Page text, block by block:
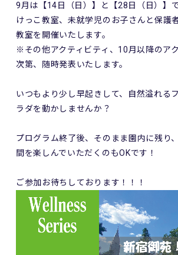
9月は【14日（日）】と【28日（日）】
けっこ教室、未就学児のお子さんと保護
教室を開催いたします。
※その他アクティビティ、10月以降のア
次第、随時発表いたします。
いつもより少し早起きして、自然溢れる
ラダを動かしませんか？
プログラム終了後、そのまま園内に残り
間を楽しんでいただくのもOKです！
ご参加お待ちしております！！！